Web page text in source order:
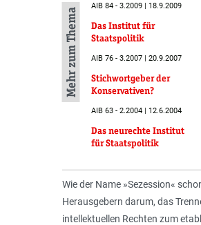
Mehr zum Thema
AIB 84 - 3.2009 | 18.9.2009
Das Institut für
Staatspolitik
AIB 76 - 3.2007 | 20.9.2007
Stichwortgeber der
Konservativen?
AIB 63 - 2.2004 | 12.6.2004
Das neurechte Institut
für Staatspolitik
Wie der Name »Sezession«
Herausgebern darum, das
intellektuellen Rechten zum